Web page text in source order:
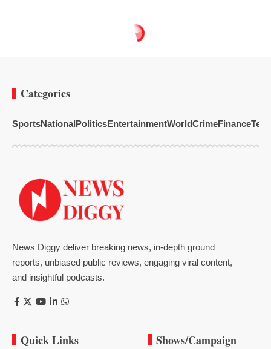
Categories
SportsNationalPoliticsEntertainmentWorldCrimeFinance
News Diggy deliver breaking news, in-depth ground
reports, unbiased public reviews, engaging viral content,
and insightful podcasts.
Quick Links Shows/Campaign